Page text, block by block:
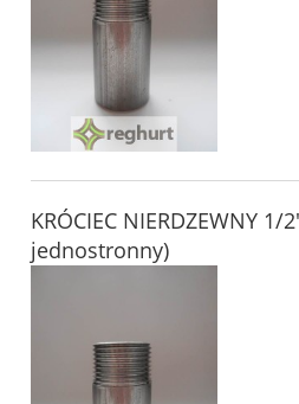
KRÓCIEC NIERDZEWNY
jednostronny)